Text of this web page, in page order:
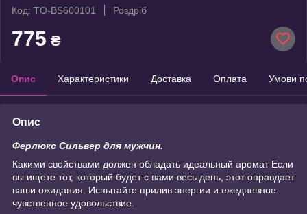
Код: TO-BS600101
Роздріб
775 ₴
Опис Характеристики Доставка Оплата Умови
Опис
Ферлюкс Сильвер для мужчин.
Какими свойствами должен обладать идеальный аромат Если
вы ищете тот, который будет с вами весь день, этот оправдает
ваши ожидания. Испытайте прилив энергии и ежедневное
чувственное удовольствие.